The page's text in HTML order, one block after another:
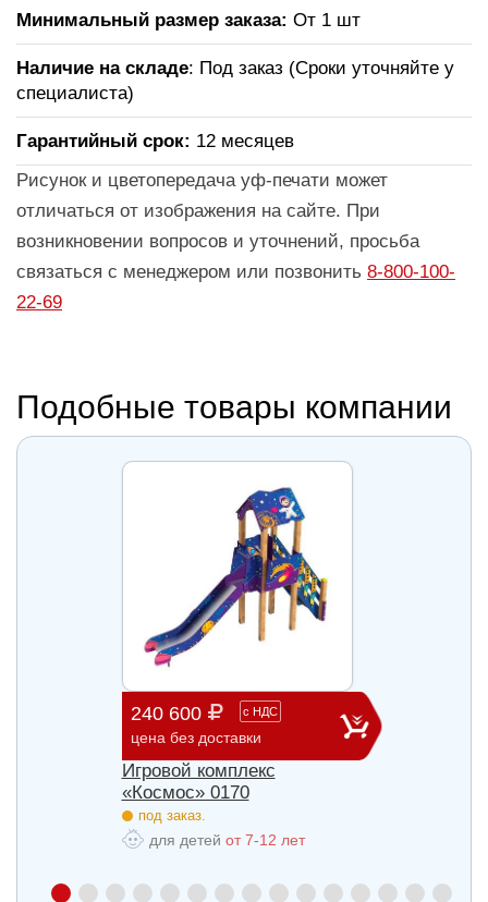
Минимальный размер заказа: От 1 шт
Наличие на складе: Под заказ (Сроки уточняйте у
специалиста)
Гарантийный срок: 12 месяцев
Рисунок и цветопередача уф-печати может
отличаться от изображения на сайте. При
возникновении вопросов и уточнений, просьба
связаться с менеджером или позвонить 8-800-100-
22-69
Подобные товары компании
240 600 с НДС
цена без доставки
Игровой комплекс
«Космос» 0170
под заказ.
для детей от 7-12 лет